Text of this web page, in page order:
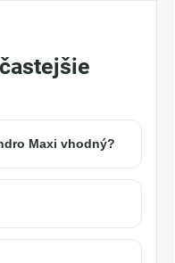
Maxi vhodný?